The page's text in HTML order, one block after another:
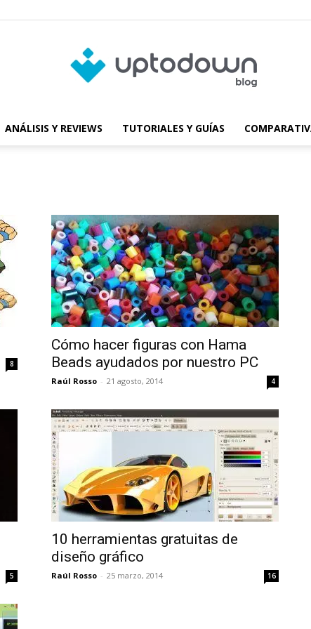
de
Uptodown
ANÁLISIS Y REVIEWS TUTORIALES Y GUÍAS
8
Cómo hacer figuras con Hama
Beads ayudados por nuestro PC
Raúl Rosso - 21 agosto, 2014 4
5
10 herramientas gratuitas de
diseño gráfico
Raúl Rosso - 25 marzo, 2014 16